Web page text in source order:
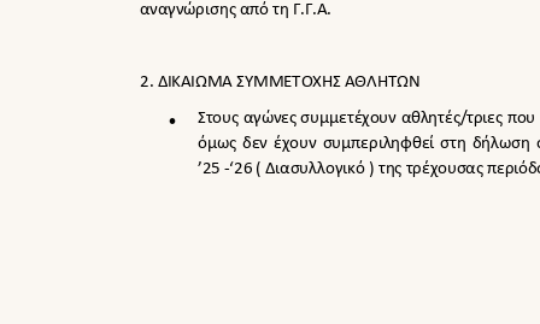
αναγνώρισης από τη Γ.Γ.Α.
2. ΔΙΚΑΙΩΜΑ ΣΥΜΜΕΤΟΧΗΣ ΑΘΛΗΤΩΝ

Στους αγώνες συμμετέχουν αθλητές/τριες
όμως δεν έχουν συμπεριληφθεί στη
’25-‘26 ( Διασυλλογικό ) της τρέχουσας